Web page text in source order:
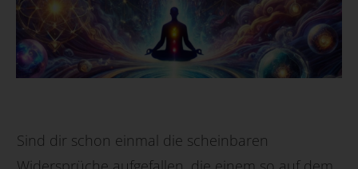
Sind dir schon einmal die scheinbaren